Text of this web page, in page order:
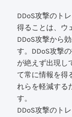
DDoS攻撃のト
得ることは、ウ
DDoS攻撃から
す。DDoS攻撃
が絶えず出現し
て常に情報を得
れらを軽減する
す。
DDoS攻撃のト